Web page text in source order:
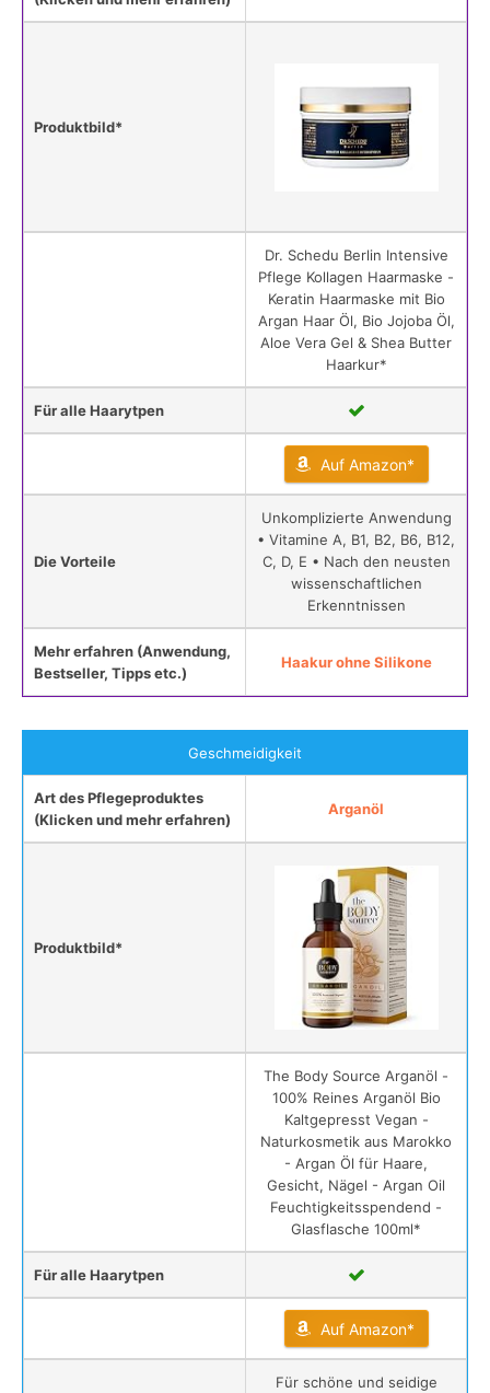
Produktbild*
Dr. Schedu Berlin Intensive
Pflege Kollagen Haarmaske -
Keratin Haarmaske mit Bio
Argan Haar Öl, Bio Jojoba Öl,
Aloe Vera Gel & Shea Butter
Haarkur*
Für alle Haarytpen
Auf Amazon*
Die Vorteile
Unkomplizierte Anwendung
• Vitamine A, B1, B2, B6, B12,
C, D, E • Nach den neusten
wissenschaftlichen
Erkenntnissen
Mehr erfahren (Anwendung,
Bestseller, Tipps etc.)
Haakur ohne Silikone
Geschmeidigkeit
Art des Pflegeproduktes
(Klicken und mehr erfahren)
Arganöl
Produktbild*
The Body Source Arganöl -
100% Reines Arganöl Bio
Kaltgepresst Vegan -
Naturkosmetik aus Marokko
- Argan Öl für Haare,
Gesicht, Nägel - Argan Oil
Feuchtigkeitsspendend -
Glasflasche 100ml*
Für alle Haarytpen
Auf Amazon*
Für schöne und seidige